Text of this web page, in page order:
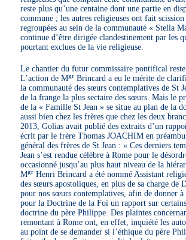
reste plus qu’une centaine dont une partie en
commune ; les autres religieuses ont fait scission
regroupées au sein de la communauté « Stella
continue d’être dirigée clandestinement par les
pourtant exclues de la vie religieuse.
Le chantier du futur commissaire pontifical
L’action de Mgr Brincard a eu le mérite de
la communauté des sœurs contemplatives de St
de la frange la plus sectaire des sœurs. Mais le
de la « Famille St Jean » se situe au plan de la
aussi bien chez les frères que chez les deux
2013, Golias avait publié des extraits d’un
écrit par le frère Thomas JOACHIM en
général des frères de St Jean : « Ces derniers
Jean s’est rendue célèbre à Rome pour le
occasionné jusqu’au plus haut niveau de la
Mgr Henri Brincard a été nommé Assistant
des sœurs apostoliques, en plus de sa charge de
pour nos sœurs contemplatives, afin de donner
pour la Doctrine de la Foi un rapport sur
doctrine du père Philippe. Des plaintes
remontant à Rome ont, en effet, inquiété les
au point de se demander si l’éthique du père